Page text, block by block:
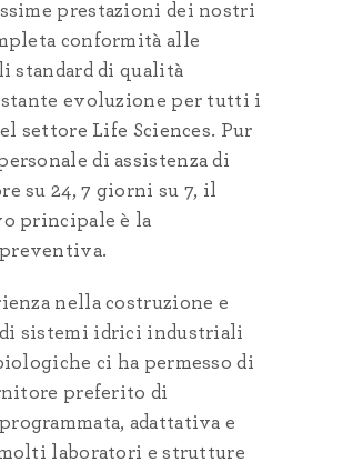
prestazioni dei nostri
conformità alle
standard di qualità
evoluzione per tutti i
settore Life Sciences. Pur
di assistenza di
su 24, 7 giorni su 7, il
principale è la
nella costruzione e
sistemi idrici industriali
ci ha permesso di
preferito di
adattativa e
laboratori e strutture